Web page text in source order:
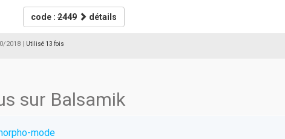
code :2449 détails
2018 | Utilisé 13 fois
sur Balsamik
mode